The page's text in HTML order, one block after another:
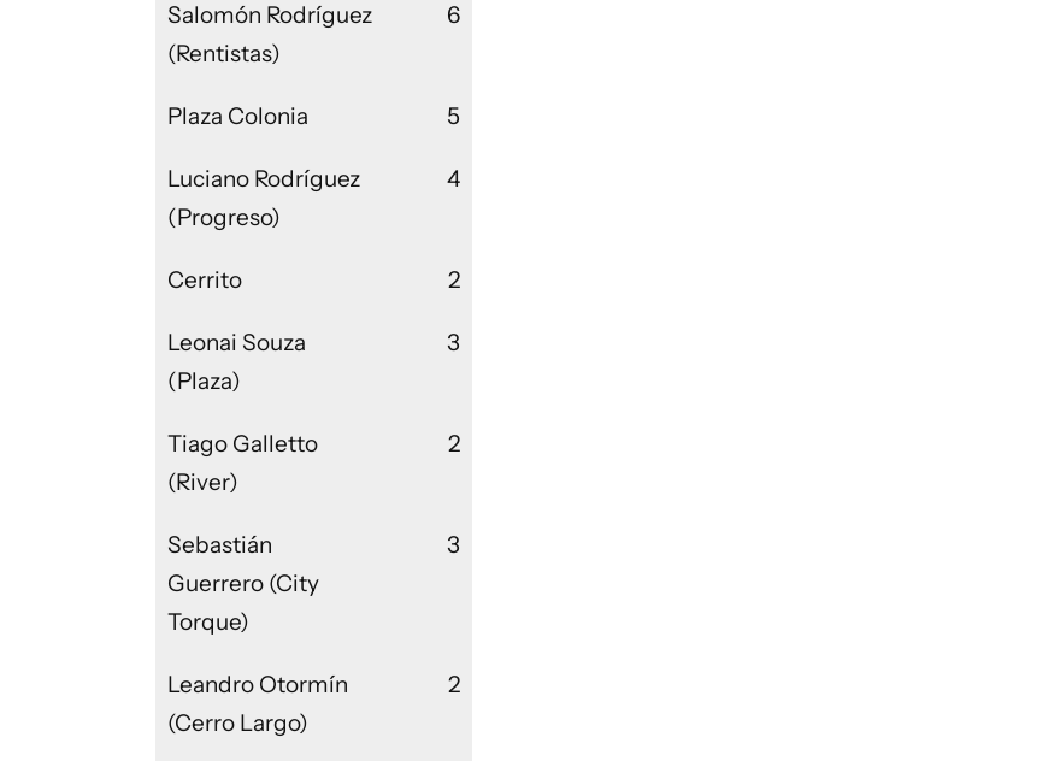
Salomón Rodríguez
(Rentistas)
6
Plaza Colonia 5
Luciano Rodríguez
(Progreso)
4
Cerrito 2
Leonai Souza
(Plaza)
3
Tiago Galletto
(River)
2
Sebastián
Guerrero (City
Torque)
3
Leandro Otormín
(Cerro Largo)
2